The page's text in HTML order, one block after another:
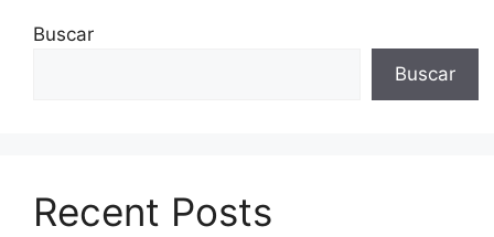
Buscar
Buscar
Recent Posts